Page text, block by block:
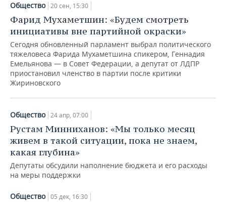
Общество 20 сен, 15:30
Фарид Мухаметшин: «Будем смотреть
инициативы вне партийной окраски»
Сегодня обновленный парламент выбрал политического
тяжеловеса Фарида Мухаметшина спикером, Геннадия
Емельянова — в Совет Федерации, а депутат от ЛДПР
приостановил членство в партии после критики
Жириновского
Общество 24 апр, 07:00
Рустам Минниханов: «Мы только месяц
живем в такой ситуации, пока не знаем,
какая глубина»
Депутаты обсудили наполнение бюджета и его расходы
на меры поддержки
Общество 05 дек, 16:30